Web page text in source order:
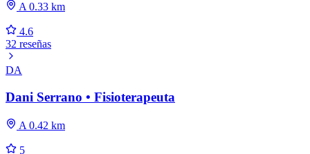
A 0.33 km
4.6
32 reseñas
DA
Dani Serrano • Fisioterapeuta
A 0.42 km
5